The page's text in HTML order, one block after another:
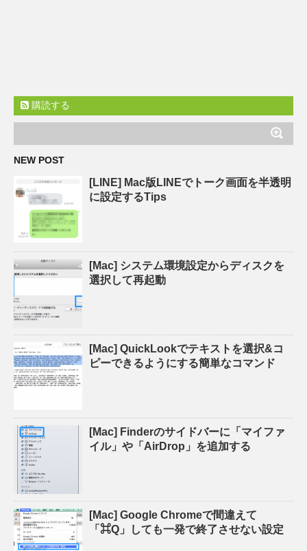
購読する
NEW POST
[LINE] Mac版LINEでトーク画面を半透明
に設定するTips
[Mac] システム環境設定からディスクを
選択して再起動
[Mac] QuickLookでテキストを選択&コ
ピーできるようにする簡単なコマンド
[Mac] Finderのサイドバーに「マイファ
イル」や「AirDrop」を追加する
[Mac] Google Chromeで間違えて
「⌘Q」しても一発で終了させない設定